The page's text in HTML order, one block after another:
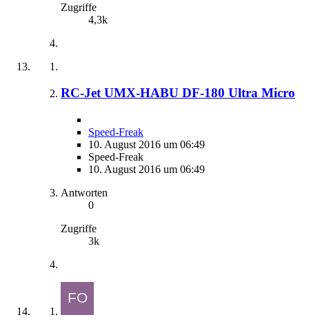
Zugriffe
4,3k
RC-Jet UMX-HABU DF-180 Ultra Micro
Speed-Freak
10. August 2016 um 06:49
Speed-Freak
10. August 2016 um 06:49
Antworten
0
Zugriffe
3k